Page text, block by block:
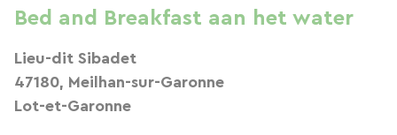
Bed and Breakfast aan het water
Lieu-dit Sibadet
47180, Meilhan-sur-Garonne
Lot-et-Garonne